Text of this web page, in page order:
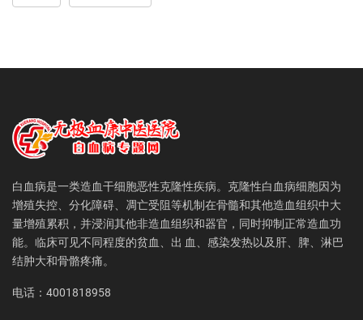
白血病是一类造血干细胞恶性克隆性疾病。克隆性白血病细胞因为
增殖失控、分化障碍、凋亡受阻等机制在骨髓和其他造血组织中大
量增殖累积，并浸润其他非造血组织和器官，同时抑制正常造血功
能。临床可见不同程度的贫血、出 血、感染发热以及肝、脾、淋巴
结肿大和骨骼疼痛。
电话：4001818958